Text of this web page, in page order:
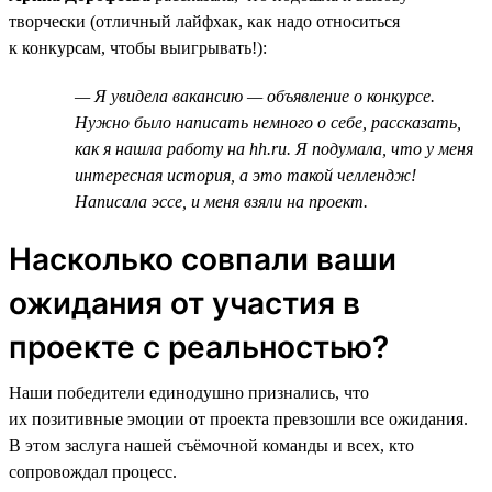
творчески (отличный лайфхак, как надо относиться
к конкурсам, чтобы выигрывать!):
— Я увидела вакансию — объявление о конкурсе.
Нужно было написать немного о себе, рассказать,
как я нашла работу на hh.ru. Я подумала, что у меня
интересная история, а это такой челлендж!
Написала эссе, и меня взяли на проект.
Насколько совпали ваши
ожидания от участия в
проекте с реальностью?
Наши победители единодушно признались, что
их позитивные эмоции от проекта превзошли все ожидания.
В этом заслуга нашей съёмочной команды и всех, кто
сопровождал процесс.